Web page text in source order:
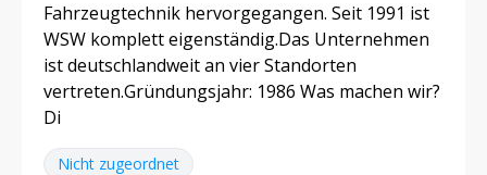
Fahrzeugtechnik hervorgegangen. Seit 1991 ist
WSW komplett eigenständig.Das Unternehmen
ist deutschlandweit an vier Standorten
vertreten.Gründungsjahr: 1986 Was machen wir?
Di
Nicht zugeordnet